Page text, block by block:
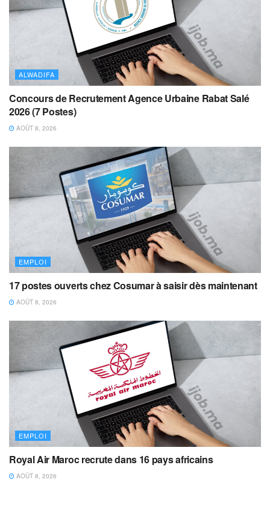
ALWADIFA
Concours de Recrutement Agence Urbaine Rabat Salé
2026 (7 Postes)
AOÛT 8, 2026
EMPLOI
17 postes ouverts chez Cosumar à saisir dès maintenant
AOÛT 8, 2026
EMPLOI
Royal Air Maroc recrute dans 16 pays africains
AOÛT 8, 2026